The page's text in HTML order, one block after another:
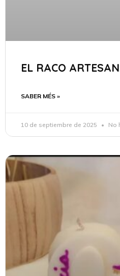
EL RACO
SABER MÉS »
10 de septiembre de 2025 No